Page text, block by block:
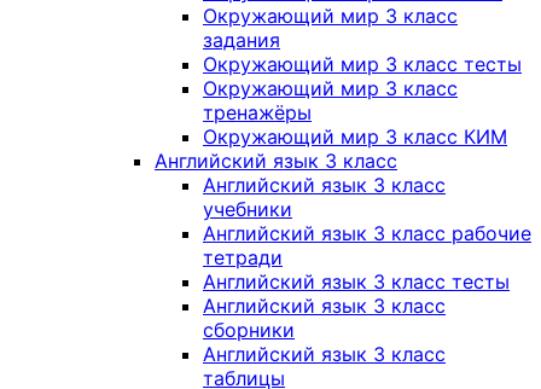
Окружающий мир 3 класс
задания
Окружающий мир 3 класс тесты
Окружающий мир 3 класс
тренажёры
Окружающий мир 3 класс КИМ
Английский язык 3 класс
Английский язык 3 класс
учебники
Английский язык 3 класс рабочие
тетради
Английский язык 3 класс тесты
Английский язык 3 класс
сборники
Английский язык 3 класс
таблицы